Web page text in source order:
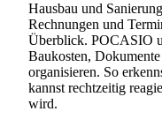
Hausbau und
Rechnungen und
Überblick. POCASIO
Baukosten,
organisieren. So
kannst rechtzeitig
wird.